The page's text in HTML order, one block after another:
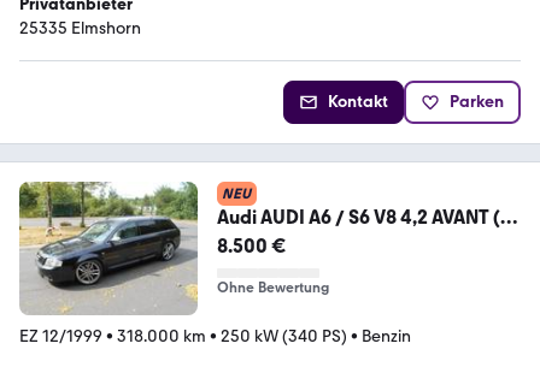
Privatanbieter
25335 Elmshorn
Kontakt Parken
NEU
Audi AUDI A6 / S6 V8 4,2 AVANT (2
Schlüssel)
8.500 €
Ohne Bewertung
EZ 12/1999 • 318.000 km • 250 kW (340 PS) • Benzin